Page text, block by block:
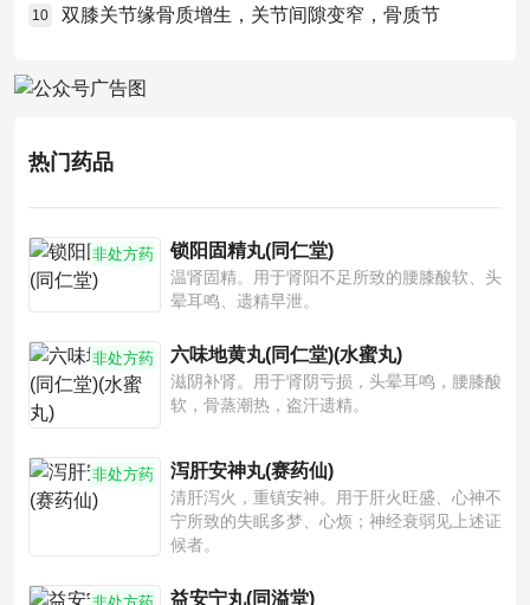
10 双膝关节缘骨质增生，关节间隙变窄，骨质节
热门药品
非处方药 锁阳固精丸(同仁堂)
温肾固精。用于肾阳不足所致的腰膝酸软、头
晕耳鸣、遗精早泄。
非处方药 六味地黄丸(同仁堂)(水蜜丸)
滋阴补肾。用于肾阴亏损，头晕耳鸣，腰膝酸
软，骨蒸潮热，盗汗遗精。
非处方药 泻肝安神丸(赛药仙)
清肝泻火，重镇安神。用于肝火旺盛、心神不
宁所致的失眠多梦、心烦；神经衰弱见上述证
候者。
益安宁丸(同溢堂)